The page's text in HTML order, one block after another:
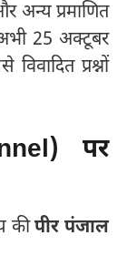
अन्य प्रमाणित
25 अक्टूबर
प्रश्नों
पर
कीपीर पंजाल